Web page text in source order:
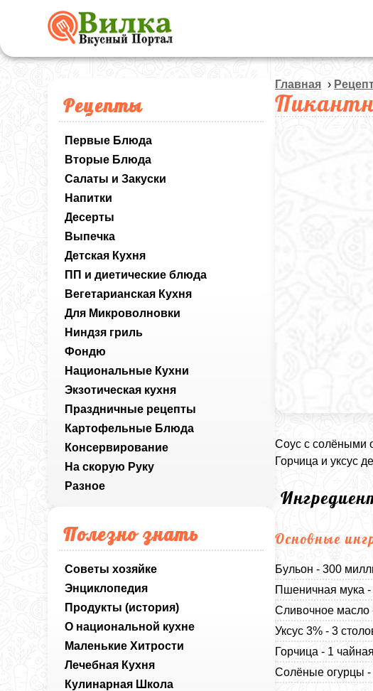
Рецепты
Первые Блюда
Вторые Блюда
Салаты и Закуски
Напитки
Десерты
Выпечка
Детская Кухня
ПП и диетические блюда
Вегетарианская Кухня
Для Микроволновки
Ниндзя гриль
Фондю
Национальные Кухни
Экзотическая кухня
Праздничные рецепты
Картофельные Блюда
Консервирование
На скорую Руку
Разное
Полезно знать
Советы хозяйке
Энциклопедия
Продукты (история)
О национальной кухне
Маленькие Хитрости
Лечебная Кухня
Кулинарная Школа
Главная ›
Соус с солёными
Горчица и уксус
Основные
Бульон - 300
Пшеничная мука -
Сливочное масло
Уксус 3% - 3
Горчица - 1
Солёные огурцы -